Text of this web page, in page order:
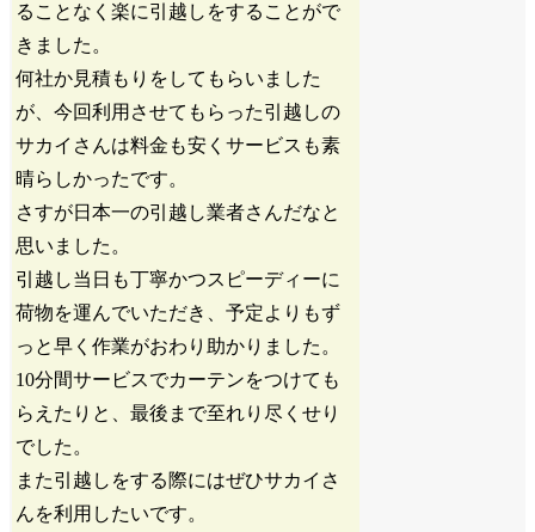
ることなく楽に引越しをすることがで
きました。
何社か見積もりをしてもらいました
が、今回利用させてもらった引越しの
サカイさんは料金も安くサービスも素
晴らしかったです。
さすが日本一の引越し業者さんだなと
思いました。
引越し当日も丁寧かつスピーディーに
荷物を運んでいただき、予定よりもず
っと早く作業がおわり助かりました。
10分間サービスでカーテンをつけても
らえたりと、最後まで至れり尽くせり
でした。
また引越しをする際にはぜひサカイさ
んを利用したいです。